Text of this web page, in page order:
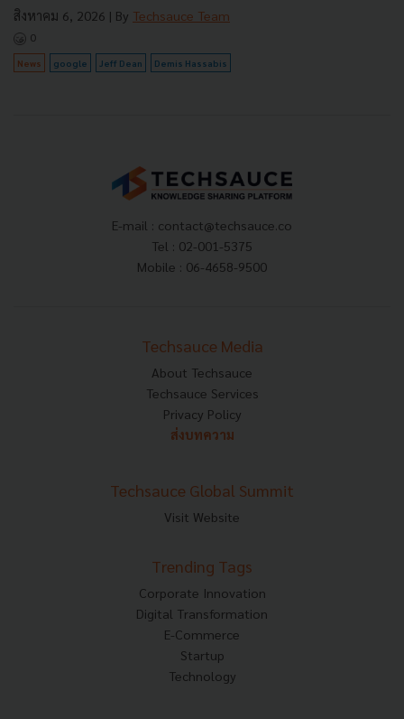
สิงหาคม 6, 2026 | By Techsauce Team
0
News google Jeff Dean Demis Hassabis
E-mail : contact@techsauce.co
Tel : 02-001-5375
Mobile : 06-4658-9500
Techsauce Media
About Techsauce
Techsauce Services
Privacy Policy
ส่งบทความ
Techsauce Global Summit
Visit Website
Trending Tags
Corporate Innovation
Digital Transformation
E-Commerce
Startup
Technology